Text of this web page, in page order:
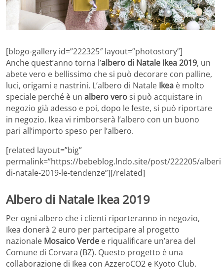
[blogo-gallery id=”222325″ layout=”photostory”]
Anche quest’anno torna l’albero di Natale Ikea 2019, un
abete vero e bellissimo che si può decorare con palline,
luci, origami e nastrini. L’albero di Natale Ikea è molto
speciale perché è un albero verosi può acquistare in
negozio già adesso e poi, dopo le feste, si può riportare
in negozio. Ikea vi rimborserà l’albero con un buono
pari all’importo speso per l’albero.
[related layout=”big”
permalink=”https://bebeblog.lndo.site/post/222205/
di-natale-2019-le-tendenze”][/related]
Albero di Natale Ikea 2019
Per ogni albero che i clienti riporteranno in negozio,
Ikea donerà 2 euro per partecipare al progetto
nazionale Mosaico Verde e riqualificare un’area del
Comune di Corvara (BZ). Questo progetto è una
collaborazione di Ikea con AzzeroCO2 e Kyoto Club.